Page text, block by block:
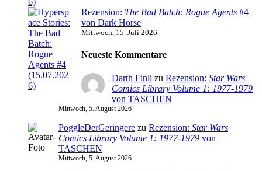
Rezension: The Bad Batch: Rogue Agents #4
von Dark Horse
Mittwoch, 15. Juli 2026
Neueste Kommentare
Darth Finli zu Rezension: Star Wars
Comics Library Volume 1: 1977-1979
von TASCHEN
Mittwoch, 5. August 2026
PoggleDerGeringere zu Rezension: Star Wars
Comics Library Volume 1: 1977-1979 von
TASCHEN
Mittwoch, 5. August 2026